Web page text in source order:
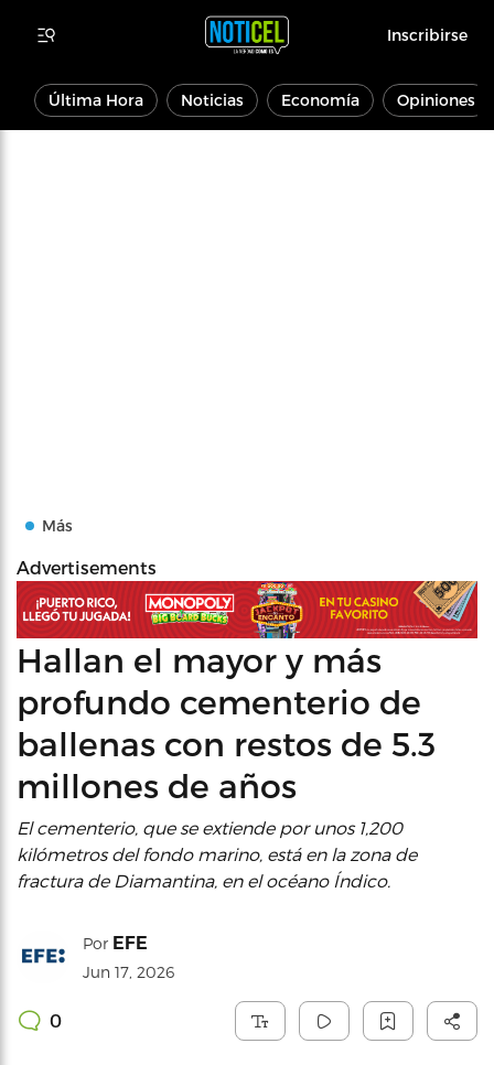
Inscribirse
Última Hora Noticias Economía Opiniones
Más
Advertisements
Hallan el mayor y más
profundo cementerio de
ballenas con restos de 5.3
millones de años
El cementerio, que se extiende por unos 1,200
kilómetros del fondo marino, está en la zona de
fractura de Diamantina, en el océano Índico.
Por EFE
Jun 17, 2026
0